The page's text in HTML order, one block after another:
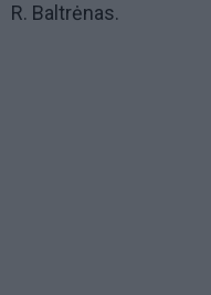
R. Baltrėnas.